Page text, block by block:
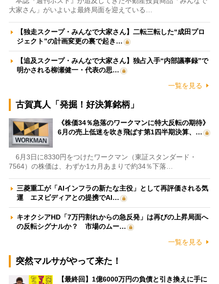
大家さん」がいよいよ最終局面を迎えている…
【独走スクープ・みんなで大家さん】二転三転した“成田プロ
ジェクト”の計画変更の裏で起き…
【追及スクープ・みんなで大家さん】独占入手“内部議事録”で
明かされる柳瀬健一・代表の思…
一覧を見る
古賀真人「発掘！好決算銘柄」
《株価34％急落のワークマンに特大反転の期待》
6月の売上低迷を吹き飛ばす第1四半期決算、…
6月3日に8330円をつけたワークマン（東証スタンダード・
7564）の株価は、わずか1カ月あまりで約34％下落…
三菱重工が「AIインフラの新たな主役」として再評価される気
運 エヌビディアとの提携でAI…
キオクシアHD「7万円割れからの急反発」は再びの上昇局面へ
の反転シグナルか？ 市場のムー…
一覧を見る
突然マルサがやって来た！
【最終回】1億6000万円の負債と引き換えに手に